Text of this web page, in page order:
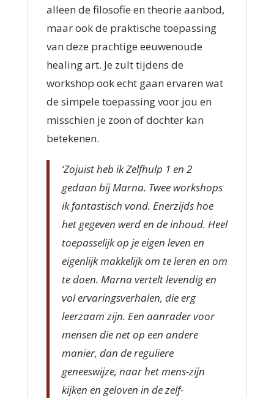
alleen de filosofie en theorie aanbod,
maar ook de praktische toepassing
van deze prachtige eeuwenoude
healing art. Je zult tijdens de
workshop ook echt gaan ervaren wat
de simpele toepassing voor jou en
misschien je zoon of dochter kan
betekenen.
‘Zojuist heb ik Zelfhulp 1 en 2
gedaan bij Marna. Twee workshops
ik fantastisch vond. Enerzijds hoe
het gegeven werd en de inhoud. Heel
toepasselijk op je eigen leven en
eigenlijk makkelijk om te leren en om
te doen. Marna vertelt levendig en
vol ervaringsverhalen, die erg
leerzaam zijn. Een aanrader voor
mensen die net op een andere
manier, dan de reguliere
geneeswijze, naar het mens-zijn
kijken en geloven in de zelf-